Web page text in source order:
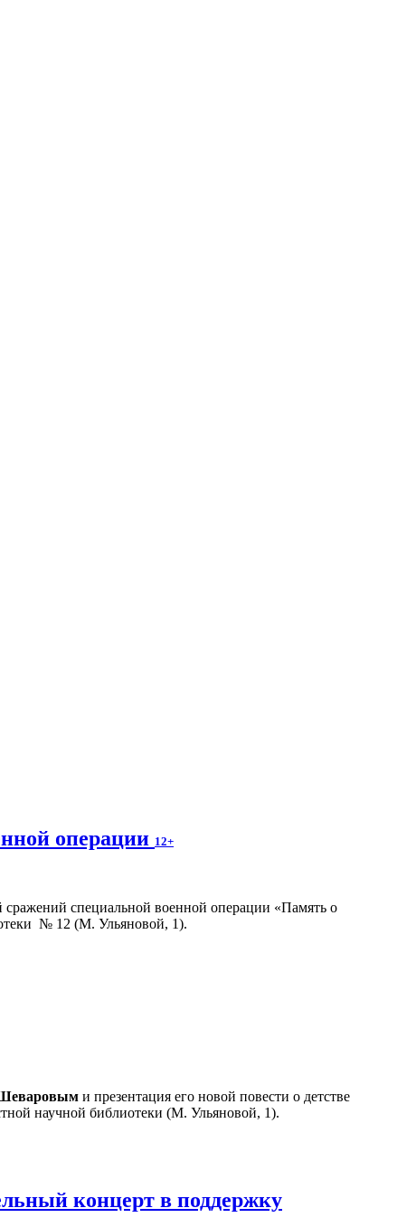
операции 12+
сражений специальной военной операции «Память о
№ 12 (М. Ульяновой, 1).
Шеваровым и презентация его новой повести о детстве
научной библиотеки (М. Ульяновой, 1).
концерт в поддержку